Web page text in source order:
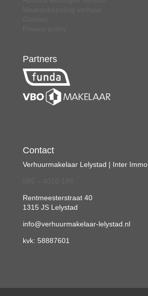
Partners
Contact
Verhuurmakelaar Lelystad | Inter Immo
Rentmeesterstraat 40
1315 JS Lelystad
info@verhuurmakelaar-lelystad.nl
kvk: 58887601